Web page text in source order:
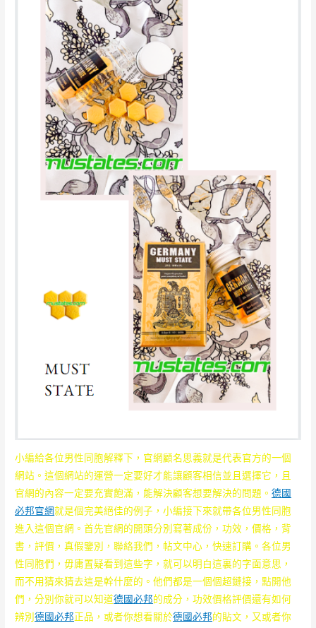
小編給各位男性同胞解釋下，官網顧名思義就是代表官方的一個
網站。這個網站的運營一定要好才能讓顧客相信並且選擇它，且
官網的內容一定要充實飽滿，能解決顧客想要解決的問題。德國
必邦官網就是個完美絕佳的例子，小編接下來就帶各位男性同胞
進入這個官網。首先官網的開頭分別寫著成份，功效，價格，背
書，評價，真假鑒別，聯絡我們，帖文中心，快速訂購。各位男
性同胞們，毋庸置疑看到這些字，就可以明白這裏的字面意思，
而不用猜來猜去這是幹什麼的。他們都是一個個超鏈接，點開他
們，分別你就可以知道德國必邦的成分，功效價格評價還有如何
辨別德國必邦正品，或者你想看關於德國必邦的貼文，又或者你